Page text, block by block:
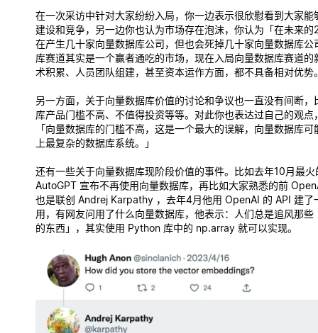
在一次采访中针对大家纷纷入局，你一边表示很欣慰看到大家能
建设和竞争，另一边你也认为市场存在泡沫，你认为「在未来
在产生几十家向量数据库公司，但也会死掉几十家向量数据库公
库赛道其实是一个赢者通吃的市场，现在入局向量数据库赛道的
术积累、人员团队组建，甚至资本运作方面，都不具备相对优势
另一方面，关于向量数据库价值的讨论和争议也一直没有间断，
库产品门槛不高、不值得投资等等。对此你也表达过自己的观点
「向量数据库的门槛不高，这是一个最大的误解，向量数据库可
上最复杂的数据库系统。」
还有一些关于向量数据库现阶段价值的事件。比如去年10月最
AutoGPT 宣布不再使用向量数据库，再比如大家熟悉的前
也是联创 Andrej Karpathy ，去年4月他用 OpenAI 的 API 建了
用，有网友问用了什么向量数据库，他表示：人们总是追风那
的东西」，其实使用 Python 库中的 np.array 就可以实现。